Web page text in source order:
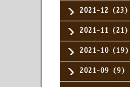
2021-12（23）
2021-11（21）
2021-10（19）
2021-09（9）